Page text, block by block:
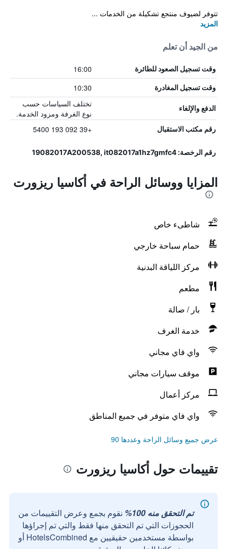
تتوفر لضيوف منتجع تشكيلة من الخدمات ...
المزيد
من الجيد أن تعلم
وقت تسجيل الصعود للطائرة 16:00
وقت تسجيل المغادرة 10:30
الدفع والإلغاء
تختلف السياسات حسب
نوع الغرفة ومزود الخدمة.
رقم مكتب الاستقبال +39 092 193 5400
رقم الرخصة: 19082017A200538, it082017a1hz7gmfc4
المزايا ووسائل الراحة في أكاسيا ريزورت
شاطىء خاص
حمام سباحة خارجي
مركز اللياقة البدنية
مطعم
بار / صالة
خدمة الغرف
واي فاي مجاني
موقف سيارات مجاني
مركز أعمال
واي فاي متوفر في جميع المناطق
عرض جميع وسائل الراحة وعددها 90
تقييمات حول أكاسيا ريزورت
تم التحقق منه 100%
نقوم بجمع وعرض التقييمات من
الحجوزات التي تم التحقق منها فقط والتي تم إجراؤها
بواسطة مستخدمين حقيقيين مع HotelsCombined أو